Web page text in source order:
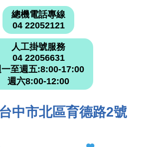
總機電話專線
04 22052121
人工掛號服務
04 22056631
至週五:8:00-17:00
週六8:00-12:00
中市北區育德路2號